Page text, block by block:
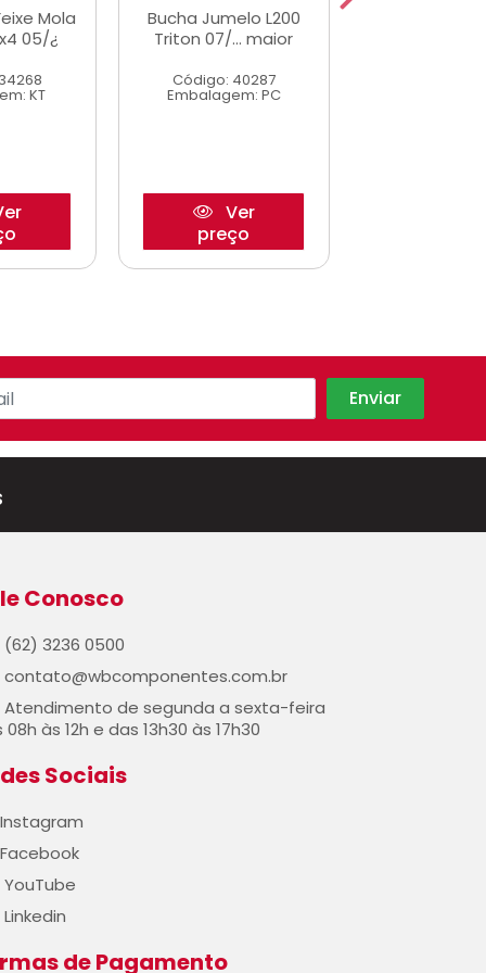
Mola
05/¿
KT
Bucha Jumelo L200
Triton 07/... maior
Código: 40287
Embalagem: PC
Ver
preço
Conosco
(62) 3236 0500
contato@wbcomponentes.com.br
Atendimento de segunda a sexta-feira
08h às 12h e das 13h30 às 17h30
Sociais
Instagram
Facebook
YouTube
Linkedin
de Pagamento